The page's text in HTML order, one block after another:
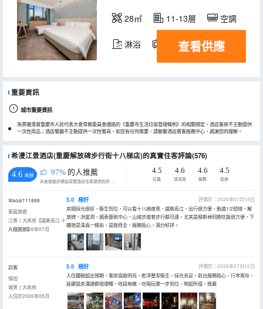
28㎡ 11-13層 空調
淋浴 電視機
查看供應
重要資訊
城市重要資訊
為貫徹落實重慶市人民代表大會常務委員會通過的《重慶市生活垃圾管理條例》的相關規定，酒店客房不主動提供
一次性用品；酒店餐廳不主動提供一次性餐具。如您有任何需要，請聯繫酒店賓客服務中心，感謝您的理解。
希漫江景酒店(重慶解放碑步行街十八梯店)的真實住客評論(576)
4.6 /5分 97% 的人推薦
永安旅遊評價由真實酒店住客提供的評價。
4.5
位置
4.6
清潔度
4.6
服務
4.5
設施
Xiaoai111888
家庭旅遊
江景丨大床房【遠眺長江·十
八梯夜景】
入住於2026年07月
5.0 極好
評價於：2026年07月18日
房間採光很好，衞生到位，可以看十八梯夜景，遠眺長江，出行很方便，軌道1/2號線，解
放碑，洪崖洞，國泰藝術中心，山城步道巷步行都可達，尤其是穆斯林同胞吃飯很方便，下
樓就是清真一條街，設施齊全，服務貼心，滿分好評。
訪客
情侶
城景丨大床房
入住於2026年05月
5.0 極好
評價於：2026年07月12日
入住體驗超出預期，客房寬敞明亮，乾淨整潔衞生，採光充足。前台服務貼心，行李寄存、
延遲退房溝通都很順暢。地段無敵，吃喝玩樂一步到位，物超所值。推薦